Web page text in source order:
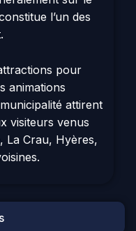
l’un des
pour
animations
attirent
visiteurs venus
La Crau, Hyères,